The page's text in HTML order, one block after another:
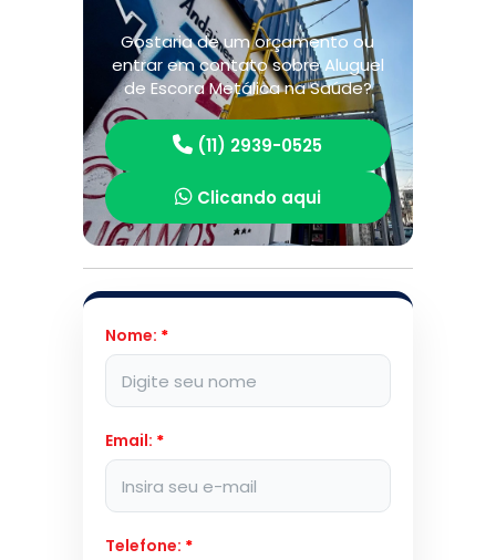
Gostaria de um orçamento ou
entrar em contato sobre Aluguel
de Escora Metálica na Saúde?
(11) 2939-0525
Clicando aqui
Nome: *
Email: *
Telefone: *